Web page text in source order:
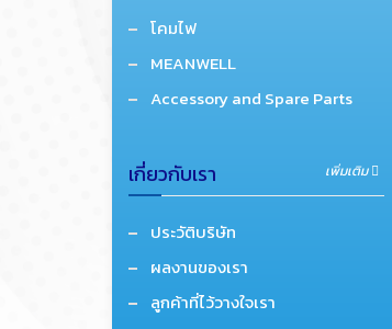
โคมไฟ
MEANWELL
Accessory and Spare Parts
เกี่ยวกับเรา เพิ่มเติม
ประวัติบริษัท
ผลงานของเรา
ลูกค้าที่ไว้วางใจเรา